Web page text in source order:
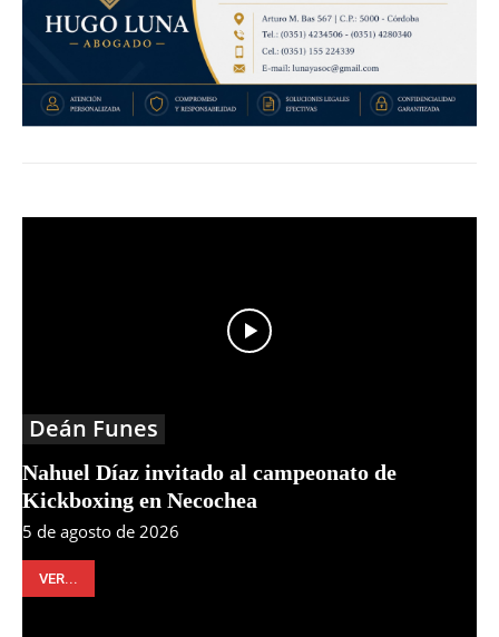
Deán Funes
Nahuel Díaz invitado al campeonato de
Kickboxing en Necochea
5 de agosto de 2026
VER...